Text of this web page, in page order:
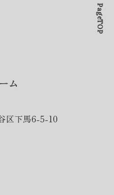
ム
区下馬6-5-10
PageTOP